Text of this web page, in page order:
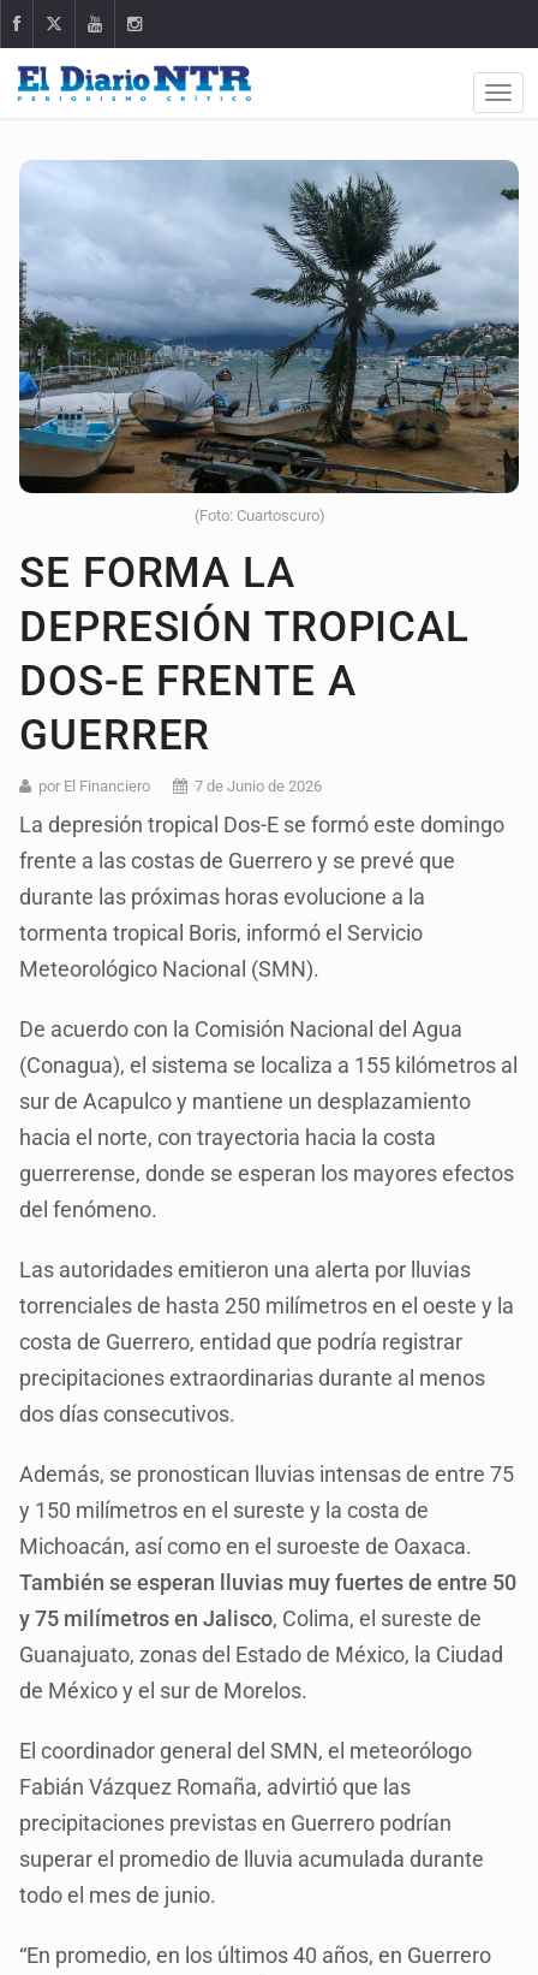
(Foto: Cuartoscuro)
SE FORMA LA
DEPRESIÓN TROPICAL
DOS-E FRENTE A
GUERRER
por El Financiero 7 de Junio de 2026
La depresión tropical Dos-E se formó este domingo
frente a las costas de Guerrero y se prevé que
durante las próximas horas evolucione a la
tormenta tropical Boris, informó el Servicio
Meteorológico Nacional (SMN).
De acuerdo con la Comisión Nacional del Agua
(Conagua), el sistema se localiza a 155 kilómetros al
sur de Acapulco y mantiene un desplazamiento
hacia el norte, con trayectoria hacia la costa
guerrerense, donde se esperan los mayores efectos
del fenómeno.
Las autoridades emitieron una alerta por lluvias
torrenciales de hasta 250 milímetros en el oeste y la
costa de Guerrero, entidad que podría registrar
precipitaciones extraordinarias durante al menos
dos días consecutivos.
Además, se pronostican lluvias intensas de entre 75
y 150 milímetros en el sureste y la costa de
Michoacán, así como en el suroeste de Oaxaca.
También se esperan lluvias muy fuertes de entre 50
y 75 milímetros en Jalisco, Colima, el sureste de
Guanajuato, zonas del Estado de México, la Ciudad
de México y el sur de Morelos.
El coordinador general del SMN, el meteorólogo
Fabián Vázquez Romaña, advirtió que las
precipitaciones previstas en Guerrero podrían
superar el promedio de lluvia acumulada durante
todo el mes de junio.
“En promedio, en los últimos 40 años, en Guerrero